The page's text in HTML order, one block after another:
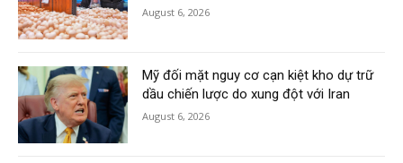
August 6, 2026
Mỹ đối mặt nguy cơ cạn kiệt kho dự trữ
dầu chiến lược do xung đột với Iran
August 6, 2026